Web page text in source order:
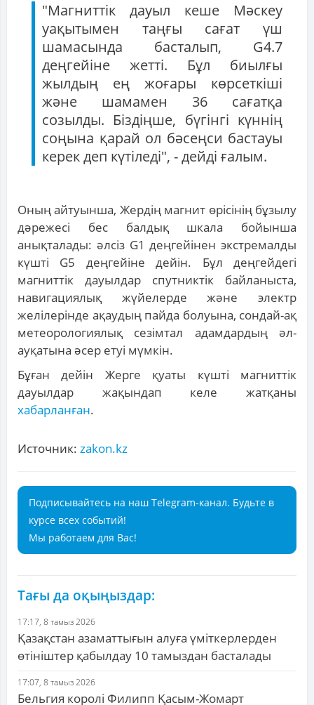
"Магниттік дауыл кеше Мәскеу
уақытымен таңғы сағат үш
шамасында басталып, G4.7
деңгейіне жетті. Бұл биылғы
жылдың ең жоғары көрсеткіші
және шамамен 36 сағатқа
созылды. Біздіңше, бүгінгі күннің
соңына қарай ол бәсеңси бастауы
керек деп күтіледі", - дейді ғалым.
Оның айтуынша, Жердің магнит өрісінің бұзылу
дәрежесі бес балдық шкала бойынша
анықталады: әлсіз G1 деңгейінен экстремалды
күшті G5 деңгейіне дейін. Бұл деңгейдегі
магниттік дауылдар спутниктік байланыста,
навигациялық жүйелерде және электр
желілерінде ақаудың пайда болуына, сондай-ақ
метеорологиялық сезімтал адамдардың әл-
ауқатына әсер етуі мүмкін.
Бұған дейін Жерге қуаты күшті магниттік
дауылдар жақындап келе жатқаны
хабарланған.
Источник: zakon.kz
Подписывайтесь на наш Telegram-канал. Будьте в
курсе всех событий!
Мы работаем для Вас!
Тағы да оқыңыздар:
17:17, 8 тамыз 2026
Қазақстан азаматтығын алуға үміткерлерден
өтініштер қабылдау 10 тамыздан басталады
17:07, 8 тамыз 2026
Бельгия королі Филипп Қасым-Жомарт